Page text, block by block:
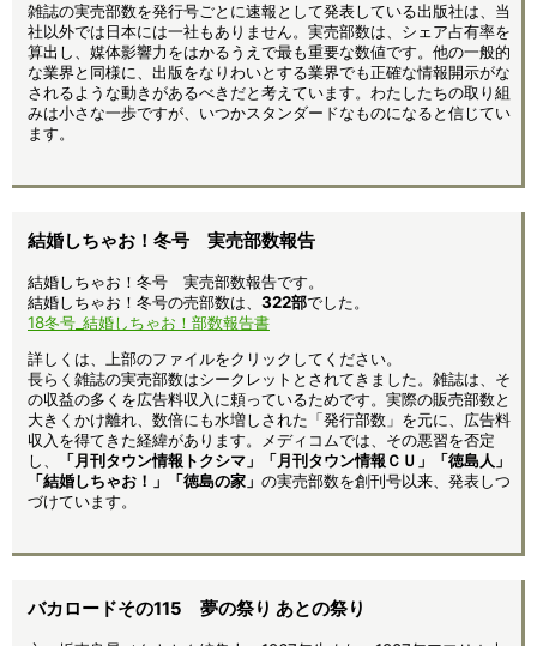
雑誌の実売部数を発行号ごとに速報として発表している出版社は、当
社以外では日本には一社もありません。実売部数は、シェア占有率を
算出し、媒体影響力をはかるうえで最も重要な数値です。他の一般的
な業界と同様に、出版をなりわいとする業界でも正確な情報開示がな
されるような動きがあるべきだと考えています。わたしたちの取り組
みは小さな一歩ですが、いつかスタンダードなものになると信じてい
ます。
結婚しちゃお！冬号 実売部数報告
結婚しちゃお！冬号 実売部数報告です。
結婚しちゃお！冬号の売部数は、 322部でした。
18冬号_結婚しちゃお！部数報告書
詳しくは、上部のファイルをクリックしてください。
長らく雑誌の実売部数はシークレットとされてきました。雑誌は、そ
の収益の多くを広告料収入に頼っているためです。実際の販売部数と
大きくかけ離れ、数倍にも水増しされた「発行部数」を元に、広告料
収入を得てきた経緯があります。メディコムでは、その悪習を否定
し、
「月刊タウン情報トクシマ」「月刊タウン情報ＣＵ」「徳島人」
「結婚しちゃお！」「徳島の家」 の実売部数を創刊号以来、発表しつ
づけています。
バカロードその115 夢の祭り あとの祭り